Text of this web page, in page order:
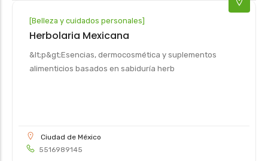
[Belleza y cuidados personales]
Herbolaria Mexicana
&lt;p&gt;Esencias, dermocosmética y suplementos
alimenticios basados en sabiduría herb
Ciudad de México
5516989145